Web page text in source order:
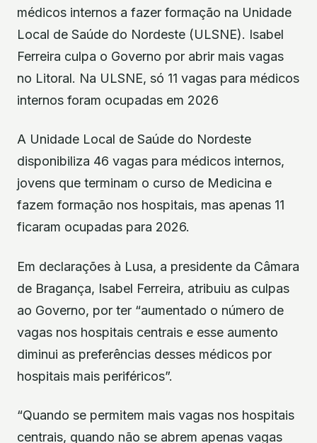
médicos internos a fazer formação na Unidade
Local de Saúde do Nordeste (ULSNE). Isabel
Ferreira culpa o Governo por abrir mais vagas
no Litoral. Na ULSNE, só 11 vagas para médicos
internos foram ocupadas em 2026
A Unidade Local de Saúde do Nordeste
disponibiliza 46 vagas para médicos internos,
jovens que terminam o curso de Medicina e
fazem formação nos hospitais, mas apenas 11
ficaram ocupadas para 2026.
Em declarações à Lusa, a presidente da Câmara
de Bragança, Isabel Ferreira, atribuiu as culpas
ao Governo, por ter “aumentado o número de
vagas nos hospitais centrais e esse aumento
diminui as preferências desses médicos por
hospitais mais periféricos”.
“Quando se permitem mais vagas nos hospitais
centrais, quando não se abrem apenas vagas